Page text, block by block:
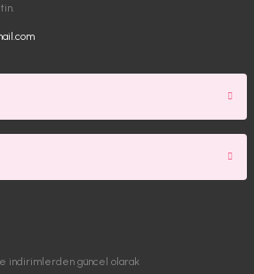
indirimlerden güncel olarak